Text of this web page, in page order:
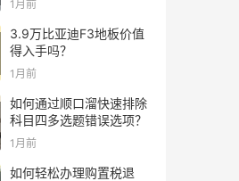
1月前
3.9万比亚迪F3地板价值
得入手吗？
1月前
如何通过顺口溜快速排除
科目四多选题错误选项？
1月前
如何轻松办理购置税退